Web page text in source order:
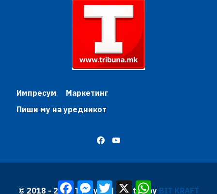
Импресум
Маркетинг
Пиши му на уредникот
© 2018 - 2026 Трибуна | Krafted by BIT KRAFT
FacebookMessenger
TwitterX